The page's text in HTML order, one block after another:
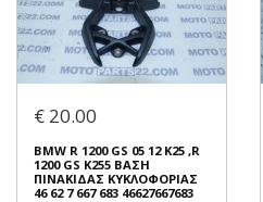
Συνδεθείτε για αγορά
BMW R 1200 GS 05 12 K25, R
1200 GS ADVENTURE K255 ...
ΝΤΙΖΑ ΓΚΑΖΙΟΥ ΚΑΤΩ
ΑΡΙΣΤΕΡΗ 32 73 7 670 567
€ 35.00
Σε Απόθεμα: 1
Κατάσταση:
€ 20.00
BMW R 1200 GS 05 12 K25 ,R
1200 GS K255 ΒΑΣΗ
ΠΙΝΑΚΙΔΑΣ ΚΥΚΛΟΦΟΡΙΑΣ
46 62 7 667 683 46627667683